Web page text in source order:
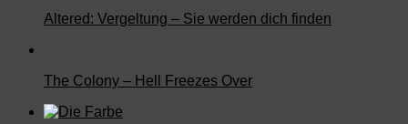
Altered: Vergeltung – Sie werden dich finden
The Colony – Hell Freezes Over